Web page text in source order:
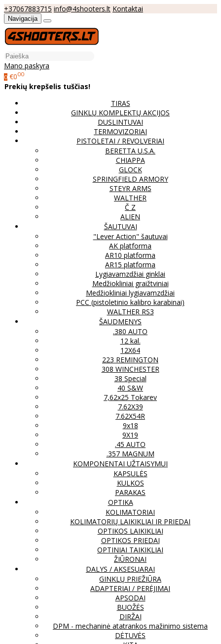
+37067883715 info@4shooters.lt Kontaktai
Navigacija
Mano paskyra
0 €000
Prekių krepšelis tuščias!
TIRAS
GINKLŲ KOMPLEKTŲ AKCIJOS
DUSLINTUVAI
TERMOVIZORIAI
PISTOLETAI / REVOLVERIAI
BERETTA U.S.A.
CHIAPPA
GLOCK
SPRINGFIELD ARMORY
STEYR ARMS
WALTHER
Č Z
ALIEN
ŠAUTUVAI
"Lever Action" šautuvai
AK platforma
AR10 platforma
AR15 platforma
Lygiavamzdžiai ginklai
Medžiokliniai graižtviniai
Medžiokliniai lygiavamzdžiai
PCC (pistoletinio kalibro karabinai)
WALTHER RS3
ŠAUDMENYS
.380 AUTO
12 kal.
12X64
223 REMINGTON
308 WINCHESTER
38 Special
40 S&W
7,62x25 Tokarev
7.62X39
7.62X54R
9x18
9X19
.45 AUTO
.357 MAGNUM
KOMPONENTAI UŽTAISYMUI
KAPSULĖS
KULKOS
PARAKAS
OPTIKA
KOLIMATORIAI
KOLIMATORIŲ LAIKIKLIAI IR PRIEDAI
OPTIKOS LAIKIKLIAI
OPTIKOS PRIEDAI
OPTINIAI TAIKIKLIAI
ŽIŪRONAI
DALYS / AKSESUARAI
GINKLŲ PRIEŽIŪRA
ADAPTERIAI / PERĖJIMAI
APSODAI
BUOŽĖS
DIRŽAI
DPM - mechaninė atatrankos mažinimo sistema
DĖTUVĖS